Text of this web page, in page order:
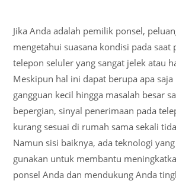
Jika Anda adalah pemilik ponsel,
mengetahui suasana kondisi pada saat
telepon seluler yang sangat jelek atau
Meskipun hal ini dapat berupa apa
gangguan kecil hingga masalah besar
bepergian, sinyal penerimaan pada
kurang sesuai di rumah sama sekali
Namun sisi baiknya, ada teknologi
gunakan untuk membantu
ponsel Anda dan mendukung Anda